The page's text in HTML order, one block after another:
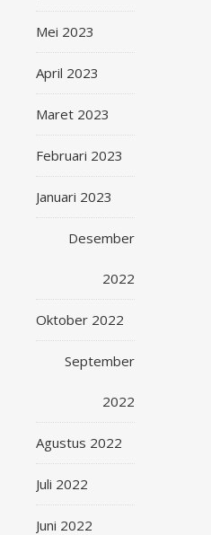
Mei 2023
April 2023
Maret 2023
Februari 2023
Januari 2023
Desember
2022
Oktober 2022
September
2022
Agustus 2022
Juli 2022
Juni 2022